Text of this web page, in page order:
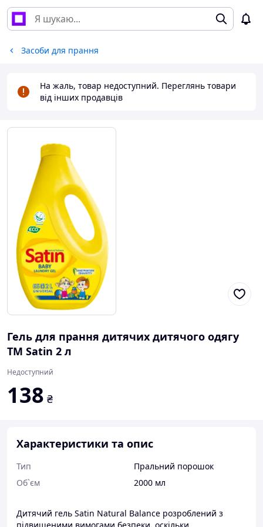
Засоби для прання
На жаль, товар недоступний. Переглянь товари
від інших продавців
Гель для прання дитячих дитячого одягу
ТМ Satin 2 л
Недоступний
138 ₴
Характеристики та опис
Тип
Пральний порошок
Об`єм
2000 мл
Дитячий гель Satin Natural Balance розроблений з